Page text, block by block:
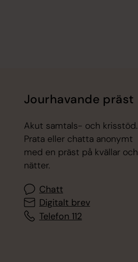
Jourhavande präst
Akut samtals- och krisstöd.
Prata eller chatta anonymt
med en präst på kvällar och
nätter.
Chatt
Digitalt brev
Telefon 112